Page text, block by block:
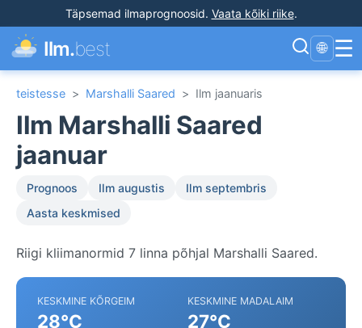
Täpsemad ilmaprognoosid. Vaata kõiki riike.
Ilm.best 🌐 ☰
teistesse > Marshalli Saared > Ilm jaanuaris
Ilm Marshalli Saared
jaanuar
Prognoos Ilm augustis
Ilm septembris
Aasta keskmised
Riigi kliimanormid 7 linna põhjal Marshalli Saared.
KESKMINE KÕRGEIM
28°C
KESKMINE MADALAIM
27°C